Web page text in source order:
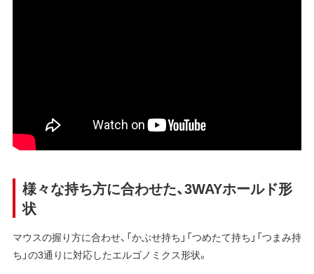
様々な持ち方に合わせた、3WAYホールド形
状
マウスの握り方に合わせ、「かぶせ持ち」「つめたて持ち」「つまみ持
ち」の3通りに対応したエルゴノミクス形状。